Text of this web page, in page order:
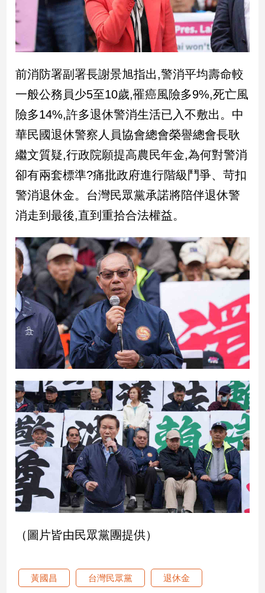
建
室
內
計
旅
遊/
美
食
星
命
理
消
費
健
康/
親
子/
感
情
藝
術
文
創
／
電
影
推
薦
科
技/
遊
戲
運
寵
前消防署副署長謝景旭指出,警消平均壽命較
一般公務員少5至10歲,罹癌風險多9%,死亡風
險多14%,許多退休警消生活已入不敷出。中
華民國退休警察人員協會總會榮譽總會長耿
繼文質疑,行政院願提高農民年金,為何對警消
卻有兩套標準?痛批政府進行階級鬥爭、苛扣
警消退休金。台灣民眾黨承諾將陪伴退休警
消走到最後,直到重拾合法權益。
（圖片皆由民眾黨團提供）
黃國昌 台灣民眾黨 退休金